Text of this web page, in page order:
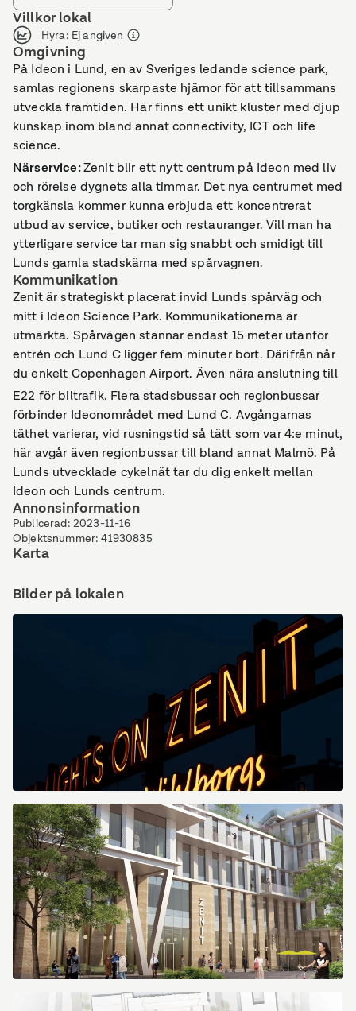
Villkor lokal
Hyra: Ej angiven
Omgivning
På Ideon i Lund, en av Sveriges ledande science park,
samlas regionens skarpaste hjärnor för att tillsammans
utveckla framtiden. Här finns ett unikt kluster med djup
kunskap inom bland annat connectivity, ICT och life
science.
Närservice:Zenit blir ett nytt centrum på Ideon med liv
och rörelse dygnets alla timmar. Det nya centrumet med
torgkänsla kommer kunna erbjuda ett koncentrerat
utbud av service, butiker och restauranger. Vill man ha
ytterligare service tar man sig snabbt och smidigt till
Lunds gamla stadskärna med spårvagnen.
Kommunikation
Zenit är strategiskt placerat invid Lunds spårväg och
mitt i Ideon Science Park. Kommunikationerna är
utmärkta. Spårvägen stannar endast 15 meter utanför
entrén och Lund C ligger fem minuter bort. Därifrån når
du enkelt Copenhagen Airport. Även nära anslutning till
E22 för biltrafik. Flera stadsbussar och regionbussar
förbinder Ideonområdet med Lund C. Avgångarnas
täthet varierar, vid rusningstid så tätt som var 4:e minut,
här avgår även regionbussar till bland annat Malmö. På
Lunds utvecklade cykelnät tar du dig enkelt mellan
Ideon och Lunds centrum.
Annonsinformation
Publicerad: 2023-11-16
Objektsnummer:41930835
Karta
Bilder på lokalen
Toppbild